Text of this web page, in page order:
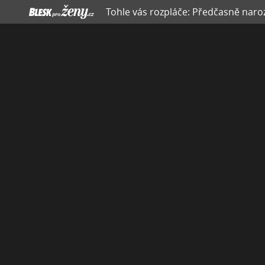
Tohle vás rozpláče: Předčasně